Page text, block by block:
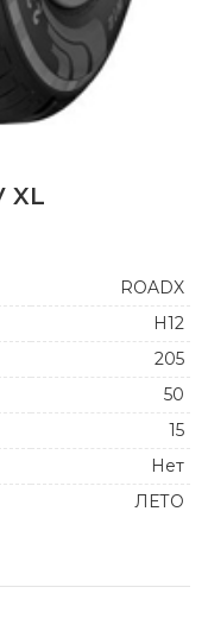
XL
ROADX
H12
205
50
15
Нет
ЛЕТО